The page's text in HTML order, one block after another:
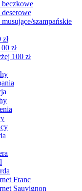
szampańskie
zł
zł
100 zł
Franc
Sauvignon